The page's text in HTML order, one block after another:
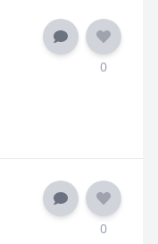
0
0